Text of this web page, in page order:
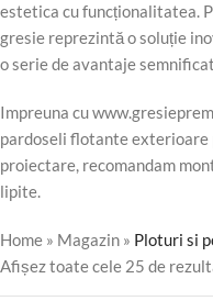
estetica cu funcționalitatea.
gresie reprezintă o soluție
o serie de avantaje
Impreuna cu
pardoseli flotante
proiectare, recomandam
lipite.
Home » Magazin » Ploturi si
Afișez toate cele 25 de